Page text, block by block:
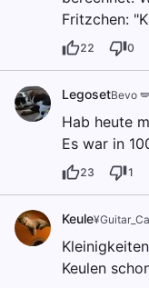
Fritzchen:
22 0
LegosetBevo
Hab heute
Es war in
23 1
Keule
Keulen